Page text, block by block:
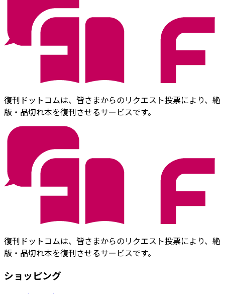
復刊ドットコムは、皆さまからのリクエスト投票により、絶
版・品切れ本を復刊させるサービスです。
復刊ドットコムは、皆さまからのリクエスト投票により、絶
版・品切れ本を復刊させるサービスです。
ショッピング